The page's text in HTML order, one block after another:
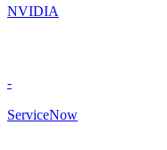
NVIDIA
-
ServiceNow